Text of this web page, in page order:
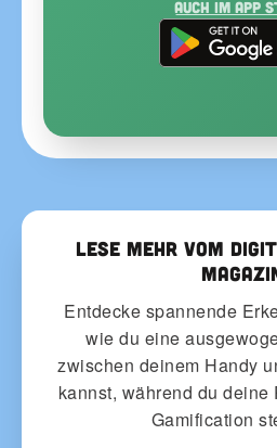
Auch im App
Lese mehr vom
Entdecke spannende
wie du eine
zwischen deinem Handy
kannst, während du deine
Gamification